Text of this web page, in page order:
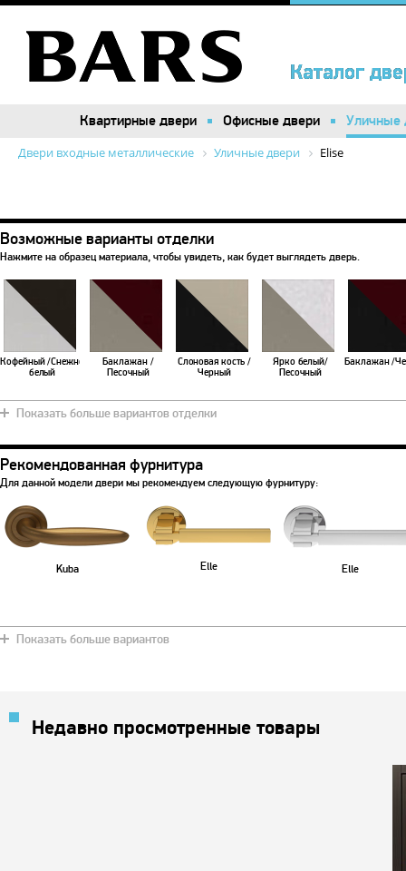
Каталог
Каталог
Квартирные двери Офисные двери Уличные
Квартирные двери Офисные двери Уличные
Двери входные металлические Уличные двери Elise
Возможные варианты отделки
Нажмите на образец материала, чтобы увидеть, как будет выглядеть дверь.
Кофейный /Снежно
белый
Баклажан /
Песочный
Слоновая кость /
Черный
Ярко белый/
Песочный
Баклажан /
Показать больше вариантов отделки
Рекомендованная фурнитура
Для данной модели двери мы рекомендуем следующую фурнитуру:
Kuba Elle Elle
Показать больше вариантов
Недавно просмотренные товары